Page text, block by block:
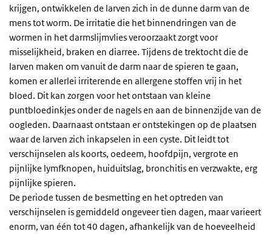
krijgen, ontwikkelen de larven zich in de dunne darm van de
mens tot worm. De irritatie die het binnendringen van de
wormen in het darmslijmvlies veroorzaakt zorgt voor
misselijkheid, braken en diarree. Tijdens de trektocht die de
larven maken om vanuit de darm naar de spieren te gaan,
komen er allerlei irriterende en allergene stoffen vrij in het
bloed. Dit kan zorgen voor het ontstaan van kleine
puntbloedinkjes onder de nagels en aan de binnenzijde van de
oogleden. Daarnaast ontstaan er ontstekingen op de plaatsen
waar de larven zich inkapselen in een cyste. Dit leidt tot
verschijnselen als koorts, oedeem, hoofdpijn, vergrote en
pijnlijke lymfknopen, huiduitslag, bronchitis en verzwakte, erg
pijnlijke spieren.
De periode tussen de besmetting en het optreden van
verschijnselen is gemiddeld ongeveer tien dagen, maar varieert
enorm, van één tot 40 dagen, afhankelijk van de hoeveelheid